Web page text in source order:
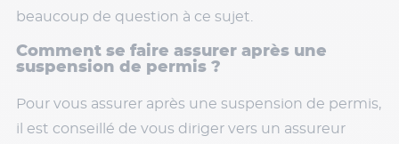
beaucoup de question à ce sujet.
Comment se faire assurer après une
suspension de permis ?
Pour vous assurer après une suspension de permis,
il est conseillé de vous diriger vers un assureur